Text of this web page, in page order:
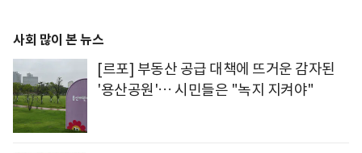
사회 많이 본 뉴스
[르포] 부동산 공급 대책에 뜨거운 감자된
'용산공원'… 시민들은 "녹지 지켜야"